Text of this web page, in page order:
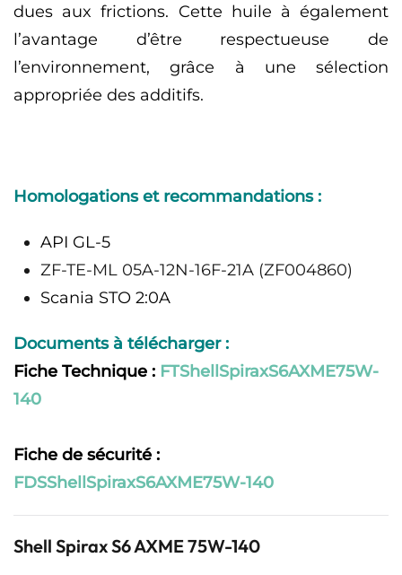
dues aux frictions. Cette huile à également
l’avantage d’être respectueuse de
l’environnement, grâce à une sélection
appropriée des additifs.
Homologations et recommandations :
API GL-5
ZF-TE-ML 05A-12N-16F-21A (ZF004860)
Scania STO 2:0A
Documents à télécharger :
Fiche Technique : FTShellSpiraxS6AXME75W-
140
Fiche de sécurité :
FDSShellSpiraxS6AXME75W-140
Shell Spirax S6 AXME 75W-140